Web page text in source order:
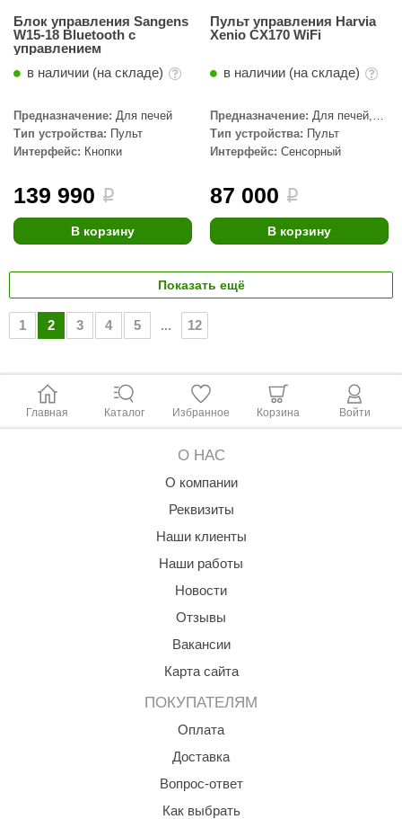
Блок управления Sangens
W15-18 Bluetooth с
управлением
в наличии (на складе)
Предназначение: Для печей
Тип устройства: Пульт
Интерфейс: Кнопки
139 990 i
В корзину
Пульт управления Harvia
Xenio CX170 WiFi
в наличии (на складе)
Предназначение: Для печей,
WiFi
Тип устройства: Пульт
Интерфейс: Сенсорный
87 000 i
В корзину
Показать ещё
1 2 3 4 5 ... 12
Главная Каталог Избранное Корзина Войти
О НАС
О компании
Реквизиты
Наши клиенты
Наши работы
Новости
Отзывы
Вакансии
Карта сайта
ПОКУПАТЕЛЯМ
Оплата
Доставка
Вопрос-ответ
Как выбрать